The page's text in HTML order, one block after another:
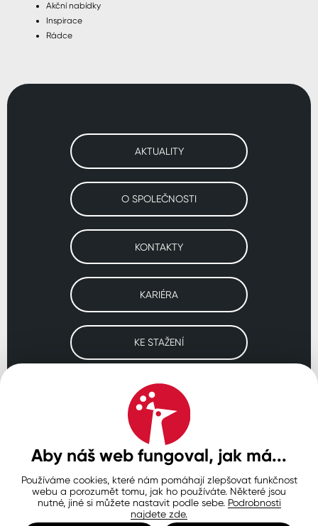
Akční nabídky
Inspirace
Rádce
AKTUALITY
O SPOLEČNOSTI
KONTAKTY
KARIÉRA
KE STAŽENÍ
Navštivte naše pobočky
SLOVENSKO POLSKO
Ochrana osobních údajů
Zásady používání souborů cookie
Nastavení cookies
© Copyright 2026 COLORLAK
Aby náš web fungoval, jak má...
Používáme cookies, které nám pomáhají zlepšovat funkčnost
webu a porozumět tomu, jak ho používáte. Některé jsou
nutné, jiné si můžete nastavit podle sebe. Podrobnosti
najdete zde.